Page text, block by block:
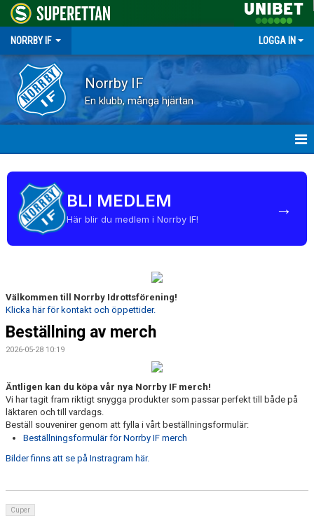
NORRBY IF LOGGA IN
Norrby IF
En klubb, många hjärtan
NYHETER
FÖRENINGEN
NÄRA NORRBY
BLI MEDLEM
Här blir du medlem i Norrby IF!
→
Välkommen till Norrby Idrottsförening!
Klicka här för kontakt och öppettider.
Beställning av merch
2026-05-28 10:19
Äntligen kan du köpa vår nya Norrby IF merch!
Vi har tagit fram riktigt snygga produkter som passar perfekt till både på
läktaren och till vardags.
Beställ souvenirer genom att fylla i vårt beställningsformulär:
Beställningsformulär för Norrby IF merch
Bilder finns att se på Instragram här.
Cuper